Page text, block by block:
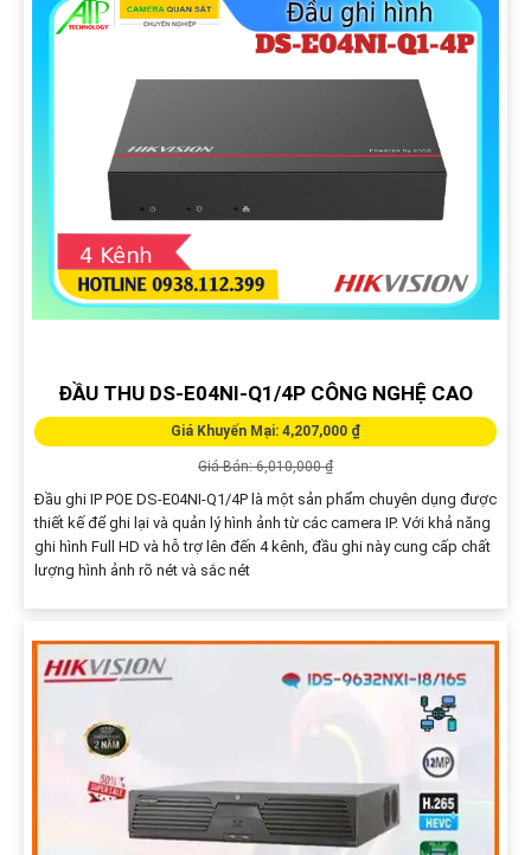
ĐẦU THU DS-E04NI-Q1/4P CÔNG NGHỆ CAO
Giá Khuyến Mại: 4,207,000 ₫
Giá Bán: 6,010,000 ₫
Đầu ghi IP POE DS-E04NI-Q1/4P là một sản phẩm chuyên dụng được
thiết kế để ghi lại và quản lý hình ảnh từ các camera IP. Với khả năng
ghi hình Full HD và hỗ trợ lên đến 4 kênh, đầu ghi này cung cấp chất
lượng hình ảnh rõ nét và sắc nét